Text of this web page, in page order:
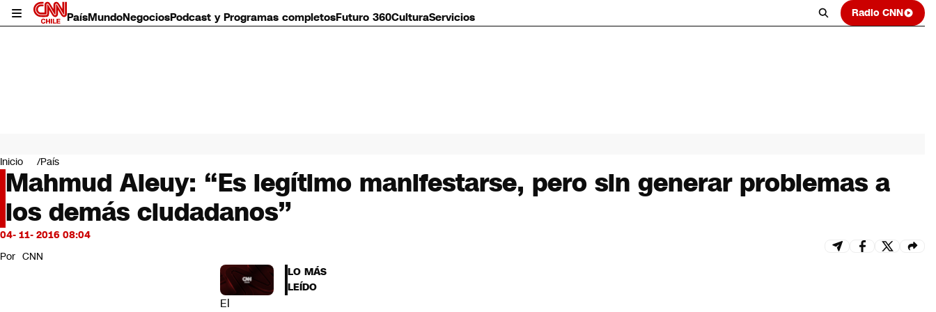
PaísMundoNegociosPodcast y Programas completosFuturo 360CulturaServicios Radio CNN
Mundo
Negocios
Deportes
Programas completos
Cultura
Servicios
Bits
CNN Data
Inicio País
Mahmud Aleuy: “Es legítimo manifestarse, pero sin generar problemas a
los demás ciudadanos”
04- 11- 2016 08:04
Por CNN
El
LO MÁS
LEÍDO